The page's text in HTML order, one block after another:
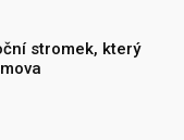
stromek, který